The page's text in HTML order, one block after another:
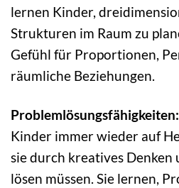
lernen Kinder,
Strukturen im Raum zu
Gefühl für Proportionen,
räumliche Beziehungen.
Problemlösungsfähigkeiten:
Kinder immer wieder auf
sie durch kreatives Denken
lösen müssen. Sie lernen,